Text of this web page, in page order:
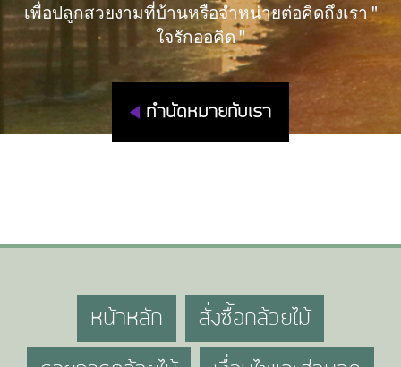
เพื่อปลูกสวยงามที่บ้านหรือจำหน่ายต่อคิดถึงเรา "
ใจรักออคิด "
ทำนัดหมายกับเรา
หน้าหลัก สั่งซื้อกล้วยไม้